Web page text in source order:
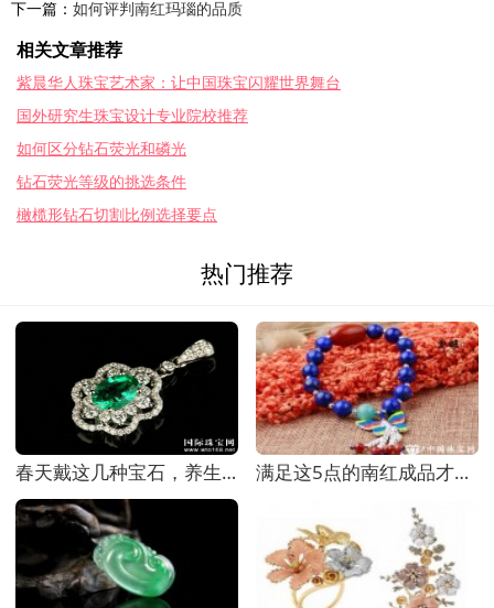
下一篇： 如何评判南红玛瑙的品质
相关文章推荐
紫晨华人珠宝艺术家：让中国珠宝闪耀世界舞台
国外研究生珠宝设计专业院校推荐
如何区分钻石荧光和磷光
钻石荧光等级的挑选条件
橄榄形钻石切割比例选择要点
热门推荐
春天戴这几种宝石，养生效果倍增！ 满足这5点的南红成品才值得收藏